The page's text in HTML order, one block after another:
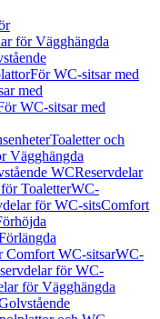
för Vägghängda
För WC-sitsar med
med
WC-sitsar med
Toaletter och
Vägghängda
WCReservdelar
ToaletterWC-
för WC-sitsComfort
Comfort WC-sitsarWC-
för WC-
för Vägghängda